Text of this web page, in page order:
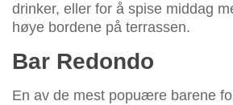
drinker, eller for å spise middag
høye bordene på terrassen.
Bar Redondo
En av de mest popuære barene